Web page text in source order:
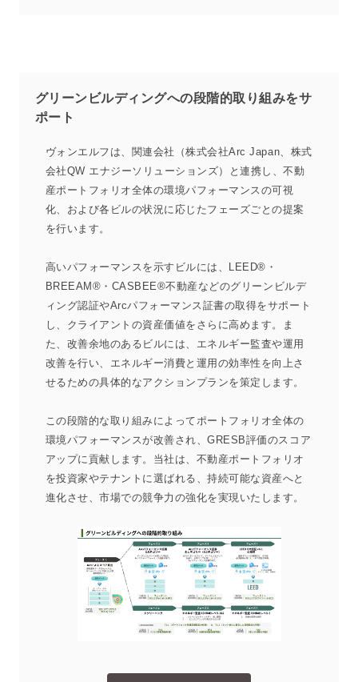
グリーンビルディングへの段階的取り組みをサ
ポート
ヴォンエルフは、関連会社（株式会社Arc Japan、株式
会社QW エナジーソリューションズ）と連携し、不動
産ポートフォリオ全体の環境パフォーマンスの可視
化、および各ビルの状況に応じたフェーズごとの提案
を行います。
高いパフォーマンスを示すビルには、LEED®・
BREEAM®・CASBEE®不動産などのグリーンビルデ
ィング認証やArcパフォーマンス証書の取得をサポート
し、クライアントの資産価値をさらに高めます。ま
た、改善余地のあるビルには、エネルギー監査や運用
改善を行い、エネルギー消費と運用の効率性を向上さ
せるための具体的なアクションプランを策定します。
この段階的な取り組みによってポートフォリオ全体の
環境パフォーマンスが改善され、GRESB評価のスコア
アップに貢献します。当社は、不動産ポートフォリオ
を投資家やテナントに選ばれる、持続可能な資産へと
進化させ、市場での競争力の強化を実現いたします。